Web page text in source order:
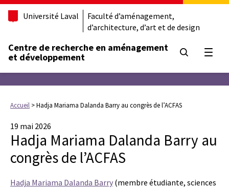
Université Laval
Faculté d’aménagement,
d’architecture, d’art et de design
Centre de recherche en aménagement
et développement
Accueil >Hadja Mariama Dalanda Barry au congrès de l’ACFAS
19 mai 2026
Hadja Mariama Dalanda Barry au
congrès de l’ACFAS
Hadja Mariama Dalanda Barry (membre étudiante, sciences